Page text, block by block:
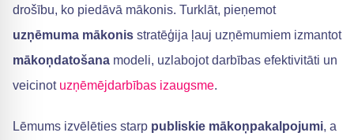
drošību, ko piedāvā mākonis. Turklāt, pieņemot
uzņēmuma mākonis stratēģija ļauj uzņēmumiem izmantot
mākoņdatošana modeli, uzlabojot darbības efektivitāti un
veicinot uzņēmējdarbības izaugsme.
Lēmums izvēlēties starp publiskie mākoņpakalpojumi, a